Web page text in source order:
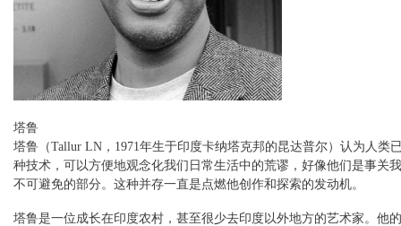
塔鲁
塔鲁（Tallur LN，1971年生于印度卡纳塔克邦的昆达普尔）认为人类
种技术，可以方便地观念化我们日常生活中的荒谬，好像他们是事关
不可避免的部分。这种并存一直是点燃他创作和探索的发动机。
塔鲁是一位成长在印度农村，甚至很少去印度以外地方的艺术家。他